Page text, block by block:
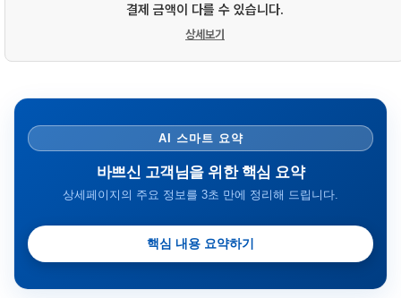
결제 금액이 다를 수 있습니다.
상세보기
AI 스마트 요약
바쁘신 고객님을 위한 핵심 요약
상세페이지의 주요 정보를 3초 만에 정리해 드립니다.
핵심 내용 요약하기